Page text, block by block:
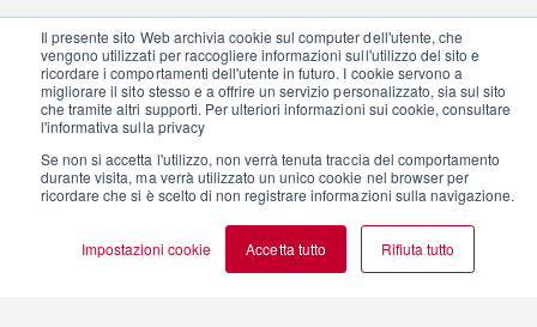
Il presente sito Web archivia cookie sul computer dell'utente, che
vengono utilizzati per raccogliere informazioni sull'utilizzo del sito e
ricordare i comportamenti dell'utente in futuro. I cookie servono a
migliorare il sito stesso e a offrire un servizio personalizzato, sia sul sito
che tramite altri supporti. Per ulteriori informazioni sui cookie, consultare
l'informativa sulla privacy
Se non si accetta l'utilizzo, non verrà tenuta traccia del comportamento
durante visita, ma verrà utilizzato un unico cookie nel browser per
ricordare che si è scelto di non registrare informazioni sulla navigazione.
Impostazioni cookie Accetta tutto Rifiuta tutto